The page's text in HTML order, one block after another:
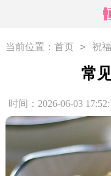
当前位置： 首页 > 祝
常
时间：2026-06-03